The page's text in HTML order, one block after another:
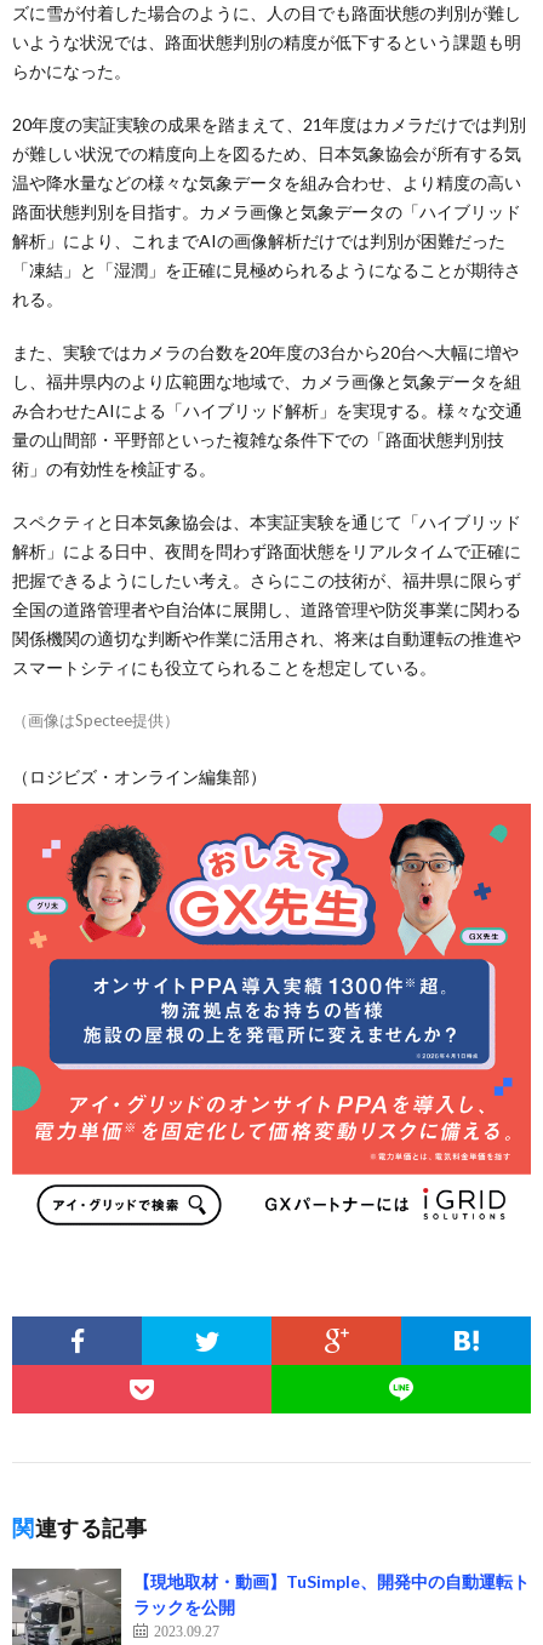
ズに雪が付着した場合のように、人の目でも路面状態の判別が難し
いような状況では、路面状態判別の精度が低下するという課題も明
らかになった。
20年度の実証実験の成果を踏まえて、21年度はカメラだけでは判別
が難しい状況での精度向上を図るため、日本気象協会が所有する気
温や降水量などの様々な気象データを組み合わせ、より精度の高い
路面状態判別を目指す。カメラ画像と気象データの「ハイブリッド
解析」により、これまでAIの画像解析だけでは判別が困難だった
「凍結」と「湿潤」を正確に見極められるようになることが期待さ
れる。
また、実験ではカメラの台数を20年度の3台から20台へ大幅に増や
し、福井県内のより広範囲な地域で、カメラ画像と気象データを組
み合わせたAIによる「ハイブリッド解析」を実現する。様々な交通
量の山間部・平野部といった複雑な条件下での「路面状態判別技
術」の有効性を検証する。
スペクティと日本気象協会は、本実証実験を通じて「ハイブリッド
解析」による日中、夜間を問わず路面状態をリアルタイムで正確に
把握できるようにしたい考え。さらにこの技術が、福井県に限らず
全国の道路管理者や自治体に展開し、道路管理や防災事業に関わる
関係機関の適切な判断や作業に活用され、将来は自動運転の推進や
スマートシティにも役立てられることを想定している。
（画像はSpectee提供）
（ロジビズ・オンライン編集部）
関連する記事
【現地取材・動画】TuSimple、開発中の自動運転ト
ラックを公開
2023.09.27